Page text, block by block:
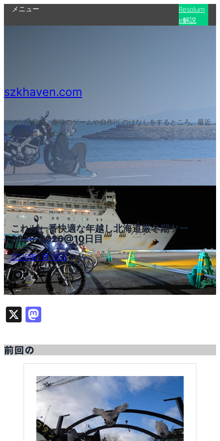
メニュー
Resolum
e解説
szkhaven.com
szkがVJやITや、趣味のゲームや自作PCのはなしをするところ。最近
バイクをはじめた
これが一番快適な年越し北海道厳冬期ツー
2025-2026@10日目
2026年1月18日
X
to
d
o
n
前回の